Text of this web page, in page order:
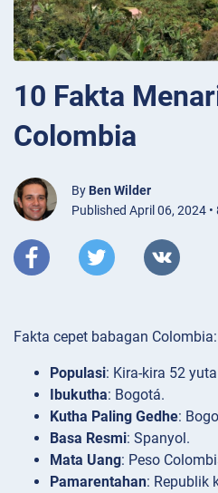
10 Fakta
Colombia
By Ben Wilder
Published April 06, 2024 •
Fakta cepet babagan Colombia:
Populasi: Kira-kira 52
Ibukutha: Bogotá.
Kutha Paling Gedhe:
Basa Resmi: Spanyol.
Mata Uang: Peso
Pamarentahan: Republik